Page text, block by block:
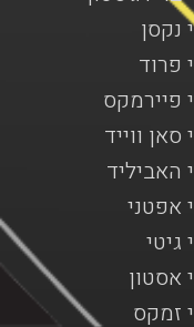
נקסן
פרוד
פיירמקס
סאן ווייד
האביליד
אפטני
גיטי
אסטון
זמקס